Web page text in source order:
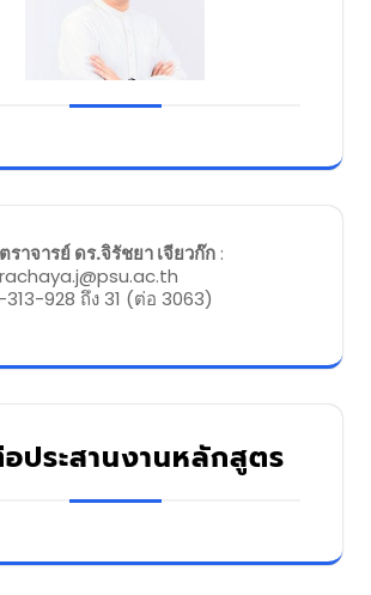
ราจารย์ ดร.จิรัชยา เจียวก๊ก :
928 ถึง 31 (ต่อ 3063)
ประสานงานหลักสูตร